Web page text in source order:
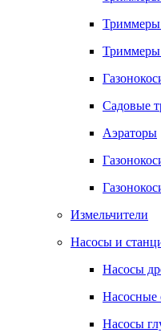
Триммеры
Триммеры
Садовые
Аэраторы
Измельчители
Насосы и
Насосы
Насосные
Насосы